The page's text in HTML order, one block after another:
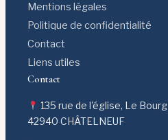
Mentions légales
Politique de confidentialité
Contact
Liens utiles
Contact
135 rue de l'église, Le Bourg
42940 CHÂTELNEUF